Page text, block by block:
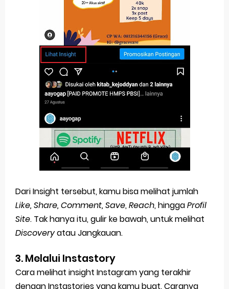
Dari Insight tersebut, kamu bisa melihat jumlah
Like, Share, Comment, Save,Reach, hinggaProfil
Site. Tak hanya itu, gulir ke bawah, untuk melihat
Discoveryatau Jangkauan.
3. Melalui Instastory
Cara melihat insight Instagram yang terakhir
dengan Instastories yang kamu buat. Caranya